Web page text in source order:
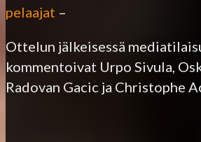
pelaajat –
Ottelun jälkeisessä
kommentoivat Urpo Sivula,
Radovan Gacic ja Christophe